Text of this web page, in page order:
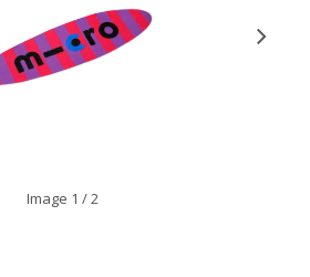
Image 1 / 2